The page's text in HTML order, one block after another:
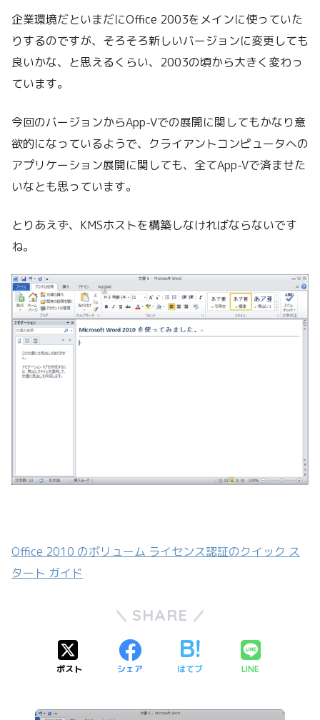
企業環境だといまだにOffice 2003をメインに使っていた
りするのですが、そろそろ新しいバージョンに変更しても
良いかな、と思えるくらい、2003の頃から大きく変わっ
ています。
今回のバージョンからApp-Vでの展開に関してもかなり意
欲的になっているようで、クライアントコンピュータへの
アプリケーション展開に関しても、全てApp-Vで済ませた
いなとも思っています。
とりあえず、KMSホストを構築しなければならないです
ね。
Office 2010 のボリューム ライセンス認証のクイック ス
タート ガイド
SHARE
ポスト シェア はてブ LINE